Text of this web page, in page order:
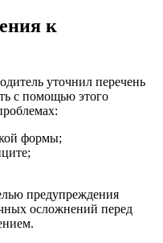
к
уточнил перечень
с помощью этого
формы;
предупреждения
осложнений перед